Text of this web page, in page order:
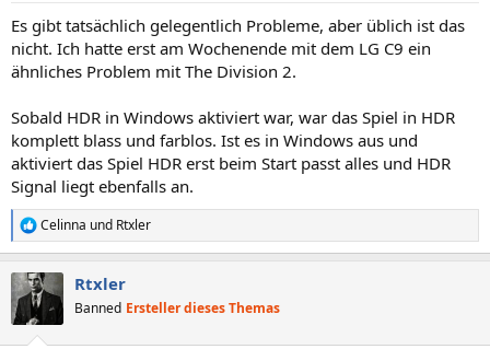
Es gibt tatsächlich gelegentlich Probleme, aber üblich ist das
nicht. Ich hatte erst am Wochenende mit dem LG C9 ein
ähnliches Problem mit The Division 2.
Sobald HDR in Windows aktiviert war, war das Spiel in HDR
komplett blass und farblos. Ist es in Windows aus und
aktiviert das Spiel HDR erst beim Start passt alles und HDR
Signal liegt ebenfalls an.
R
e
k
t
Celinna und Rtxler
Rtxler
Banned Ersteller dieses Themas